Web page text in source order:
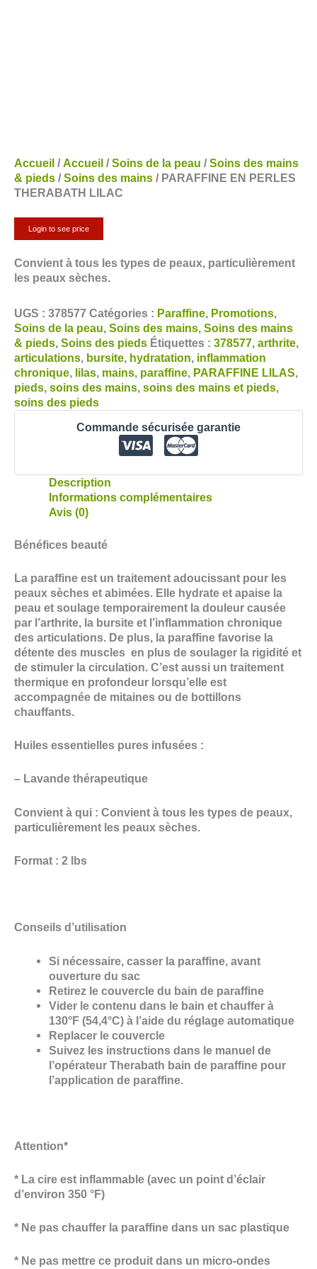
Accueil /Accueil /Soins de la peau /Soins des mains
& pieds /Soins des mains / PARAFFINE EN PERLES
THERABATH LILAC
Login to see price
Convient à tous les types de peaux, particulièrement
les peaux sèches.
UGS : 378577 Catégories : Paraffine, Promotions,
Soins de la peau, Soins des mains, Soins des mains
& pieds, Soins des pieds Étiquettes : 378577, arthrite,
articulations, bursite, hydratation, inflammation
chronique, lilas, mains, paraffine, PARAFFINE LILAS,
pieds, soins des mains, soins des mains et pieds,
soins des pieds
Commande sécurisée garantie
Description
Informations complémentaires
Avis (0)
Bénéfices beauté
La paraffine est un traitement adoucissant pour les
peaux sèches et abimées. Elle hydrate et apaise la
peau et soulage temporairement la douleur causée
par l’arthrite, la bursite et l’inflammation chronique
des articulations. De plus, la paraffine favorise la
détente des muscles en plus de soulager la rigidité et
de stimuler la circulation. C’est aussi un traitement
thermique en profondeur lorsqu’elle est
accompagnée de mitaines ou de bottillons
chauffants.
Huiles essentielles pures infusées :
– Lavande thérapeutique
Convient à qui : Convient à tous les types de peaux,
particulièrement les peaux sèches.
Format : 2 lbs
Conseils d’utilisation
Si nécessaire, casser la paraffine, avant
ouverture du sac
Retirez le couvercle du bain de paraffine
Vider le contenu dans le bain et chauffer à
130°F (54,4°C) à l’aide du réglage automatique
Replacer le couvercle
Suivez les instructions dans le manuel de
l’opérateur Therabath bain de paraffine pour
l’application de paraffine.
Attention*
* La cire est inflammable (avec un point d’éclair
d’environ 350 °F)
* Ne pas chauffer la paraffine dans un sac plastique
* Ne pas mettre ce produit dans un micro-ondes